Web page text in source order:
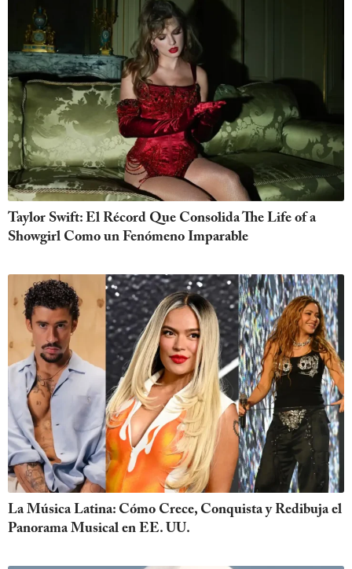
Taylor Swift: El Récord Que Consolida The Life of a
Showgirl Como un Fenómeno Imparable
La Música Latina: Cómo Crece, Conquista y Redibuja el
Panorama Musical en EE. UU.